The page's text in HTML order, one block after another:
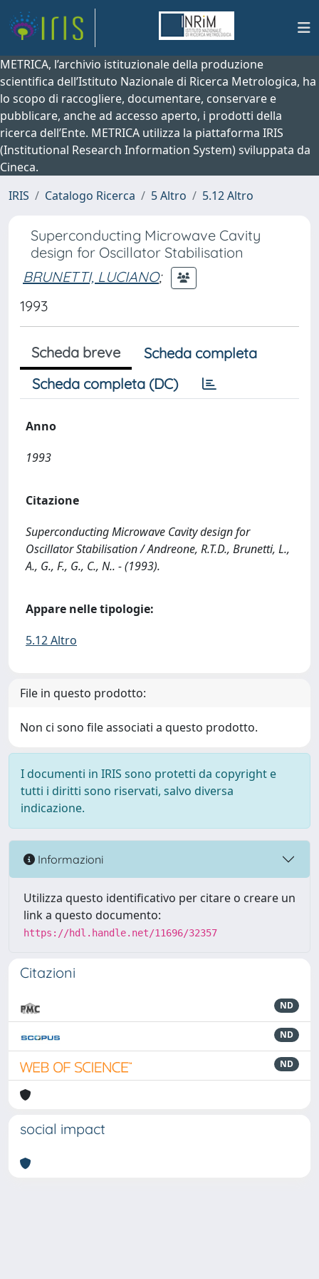
METRICA, l’archivio istituzionale della produzione
scientifica dell’Istituto Nazionale di Ricerca Metrologica, ha
lo scopo di raccogliere, documentare, conservare e
pubblicare, anche ad accesso aperto, i prodotti della
ricerca dell’Ente. METRICA utilizza la piattaforma IRIS
(Institutional Research Information System) sviluppata da
Cineca.
IRIS
Catalogo Ricerca 5 Altro 5.12 Altro
Superconducting Microwave Cavity
design for Oscillator Stabilisation
BRUNETTI, LUCIANO;
1993
Scheda breve
Scheda completa
Scheda completa (DC)
Anno
1993
Citazione
Superconducting Microwave Cavity design for
Oscillator Stabilisation / Andreone, R.T.D., Brunetti, L.,
A., G., F., G., C., N.. - (1993).
Appare nelle tipologie:
5.12 Altro
File in questo prodotto:
Non ci sono file associati a questo prodotto.
I documenti in IRIS sono protetti da copyright e
tutti i diritti sono riservati, salvo diversa
indicazione.
Informazioni
Utilizza questo identificativo per citare o creare un
link a questo documento:
https://hdl.handle.net/11696/32357
Citazioni
ND
ND
ND
social impact